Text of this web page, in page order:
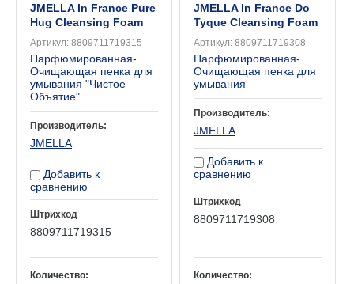
JMELLA In France Pure
Hug Cleansing Foam
Артикул: 8809711719315
Парфюмированная-
Очищающая пенка для
умывания "Чистое
Объятие"
Производитель:
JMELLA
Добавить к
сравнению
Штрихкод
8809711719315
Количество:
JMELLA In France Do
Tyque Cleansing Foam
Артикул:8809711719308
Парфюмированная-
Очищающая пенка для
умывания
Производитель:
JMELLA
Добавить к
сравнению
Штрихкод
8809711719308
Количество: